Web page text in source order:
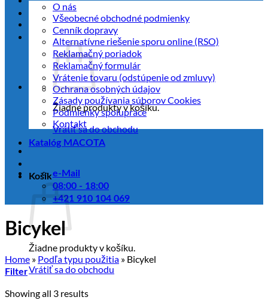
Žiadne produkty v košíku.
Vrátiť sa do obchodu
Košík
Žiadne produkty v košíku.
Vrátiť sa do obchodu
O nás
Všeobecné obchodné podmienky
Cenník dopravy
Alternatívne riešenie sporu online (RSO)
Reklamačný poriadok
Reklamačný formulár
Vrátenie tovaru (odstúpenie od zmluvy)
Ochrana osobných údajov
Zásady používania súborov Cookies
Podmienky spolupráce
Kontakt
Katalóg MACOTA
e-Mail
08:00 - 18:00
+421 910 104 069
Bicykel
Home » Podľa typu použitia » Bicykel
Filter
Showing all 3 resultsSorted